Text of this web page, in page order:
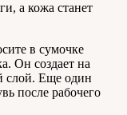
а кожа станет
в сумочке
Он создает на
слой. Еще один
после рабочего